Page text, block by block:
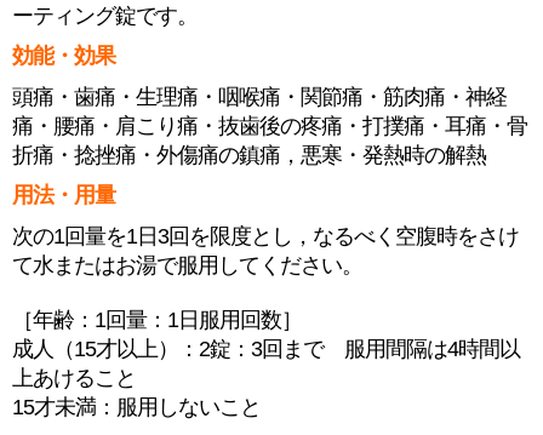
ーティング錠です。
効能・効果
頭痛・歯痛・生理痛・咽喉痛・関節痛・筋肉痛・神経
痛・腰痛・肩こり痛・抜歯後の疼痛・打撲痛・耳痛・骨
折痛・捻挫痛・外傷痛の鎮痛，悪寒・発熱時の解熱
用法・用量
次の1回量を1日3回を限度とし，なるべく空腹時をさけ
て水またはお湯で服用してください。
［年齢：1回量：1日服用回数］
成人（15才以上）：2錠：3回まで 服用間隔は4時間以
上あけること
15才未満：服用しないこと